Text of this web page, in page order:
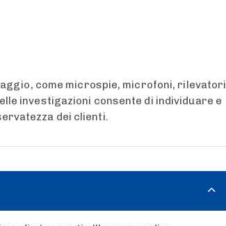
come microspie, microfoni, rilevatori
investigazioni consente di individuare e
dei clienti.